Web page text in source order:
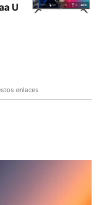
U
enlaces